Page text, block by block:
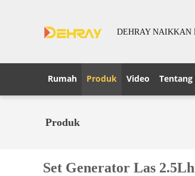
DEHRAY NAIKKAN
Rumah Produk Video
Produk
Set Generator Las